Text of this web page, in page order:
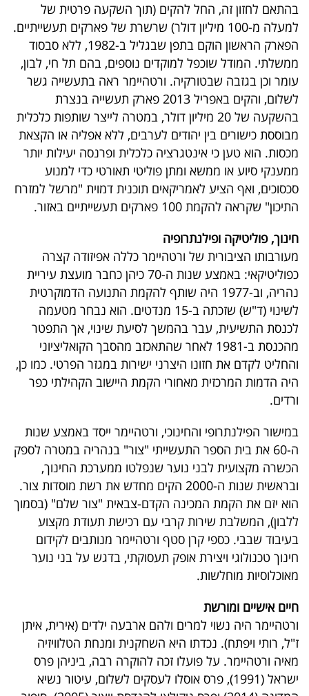
בהתאם לחזון זה, החל להקים (תוך השקעה פרטית של
למעלה מ-100 מיליון דולר) שרשרת של פארקים תעשייתיים.
הפארק הראשון הוקם בתפן שבגליל ב-1982, ללא סבסוד
ממשלתי. המודל שוכפל למוקדים נוספים, בהם תל חי, לבון,
עומר וכן בגזבה שבטורקיה. ורטהיימר ראה בתעשייה גשר
לשלום, והקים באפריל 2013 פארק תעשייה בנצרת
בהשקעה של 20 מיליון דולר, במטרה לייצר שותפות כלכלית
מבוססת כישורים בין יהודים לערבים, ללא אפליה או הקצאת
מכסות. הוא טען כי אינטגרציה כלכלית ופרנסה יעילות יותר
ממענקי סיוע או ממשא ומתן פוליטי תאורטי כדי למנוע
סכסוכים, ואף הציע לאמריקאים תוכנית דמוית "מרשל למזרח
התיכון" שקראה להקמת 100 פארקים תעשייתיים באזור.
חינוך, פוליטיקה ופילנתרופיה
מעורבותו הציבורית של ורטהיימר כללה אפיזודה קצרה
כפוליטיקאי: באמצע שנות ה-70 כיהן כחבר מועצת עיריית
נהריה, וב-1977 היה שותף להקמת התנועה הדמוקרטית
לשינוי (ד"ש) שזכתה ב-15 מנדטים. הוא נבחר מטעמה
לכנסת התשיעית, עבר בהמשך לסיעת שינוי, אך התפטר
מהכנסת ב-1981 לאחר שהתאכזב מהסבך הקואליציוני
והחליט לקדם את חזונו היצרני ישירות במגזר הפרטי. כמו כן,
היה הדמות המרכזית מאחורי הקמת היישוב הקהילתי כפר
ורדים.
במישור הפילנתרופי והחינוכי, ורטהיימר ייסד באמצע שנות
ה-60 את בית הספר התעשייתי "צור" בנהריה במטרה לספק
הכשרה מקצועית לבני נוער שנפלטו ממערכת החינוך,
ובראשית שנות ה-2000 הקים מחדש את רשת מוסדות צור.
הוא יזם את הקמת המכינה הקדם-צבאית "צור שלם" (בסמוך
ללבון), המשלבת שירות קרבי עם רכישת תעודת מקצוע
בעיבוד שבבי. כספי קרן סטף ורטהיימר מנותבים לקידום
חינוך טכנולוגי ויצירת אופק תעסוקתי, בדגש על בני נוער
מאוכלוסיות מוחלשות.
חיים אישיים ומורשת
ורטהיימר היה נשוי למרים ולהם ארבעה ילדים (אירית, איתן
ז"ל, רותי ויפתח). נכדתו היא השחקנית ומנחת הטלוויזיה
מאיה ורטהיימר. על פועלו זכה להוקרה רבה, ביניהן פרס
ישראל (1991), פרס אוסלו לעסקים לשלום, עיטור נשיא